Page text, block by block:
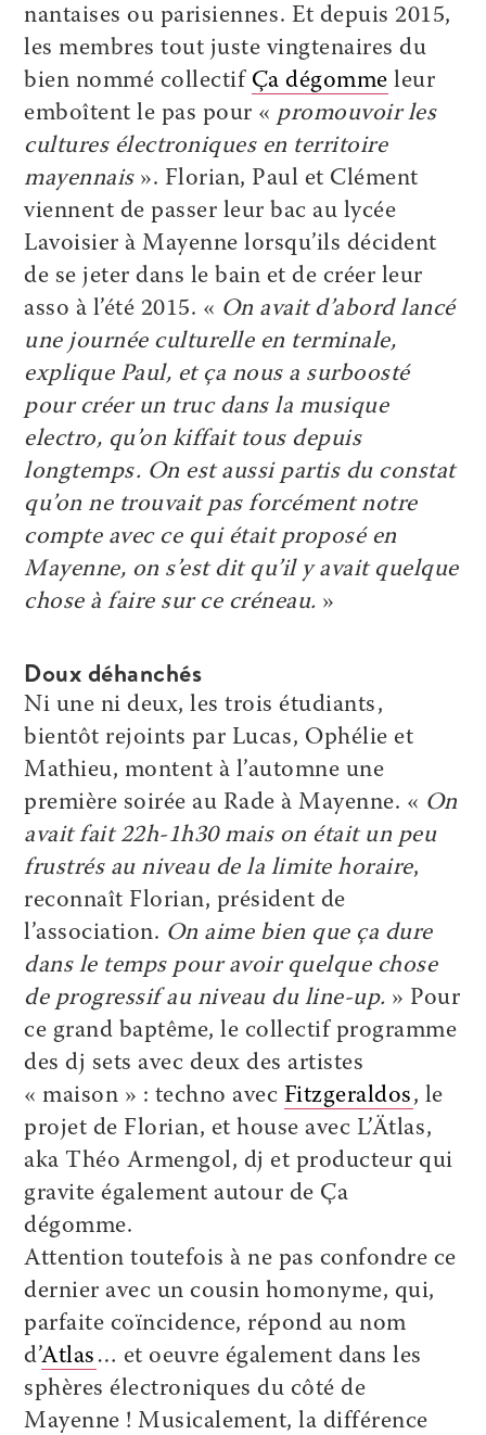
nantaises ou parisiennes. Et depuis 2015,
les membres tout juste vingtenaires du
bien nommé collectif Ça dégomme leur
emboîtent le pas pour « promouvoir les
cultures électroniques en territoire
mayennais ». Florian, Paul et Clément
viennent de passer leur bac au lycée
Lavoisier à Mayenne lorsqu’ils décident
de se jeter dans le bain et de créer leur
asso à l’été 2015. « On avait d’abord lancé
une journée culturelle en terminale,
explique Paul, et ça nous a surboosté
pour créer un truc dans la musique
electro, qu’on kiffait tous depuis
longtemps. On est aussi partis du constat
qu’on ne trouvait pas forcément notre
compte avec ce qui était proposé en
Mayenne, on s’est dit qu’il y avait quelque
chose à faire sur ce créneau. »
Doux déhanchés
Ni une ni deux, les trois étudiants,
bientôt rejoints par Lucas, Ophélie et
Mathieu, montent à l’automne une
première soirée au Rade à Mayenne. « On
avait fait 22h-1h30 mais on était un peu
frustrés au niveau de la limite horaire,
reconnaît Florian, président de
l’association. On aime bien que ça dure
dans le temps pour avoir quelque chose
de progressif au niveau du line-up. » Pour
ce grand baptême, le collectif programme
des dj sets avec deux des artistes
« maison » : techno avec Fitzgeraldos, le
projet de Florian, et house avec L’Ätlas,
aka Théo Armengol, dj et producteur qui
gravite également autour de Ça
dégomme.
Attention toutefois à ne pas confondre ce
dernier avec un cousin homonyme, qui,
parfaite coïncidence, répond au nom
d’Atlas… et oeuvre également dans les
sphères électroniques du côté de
Mayenne ! Musicalement, la différence